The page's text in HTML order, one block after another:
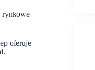
rynkowe
oferuje